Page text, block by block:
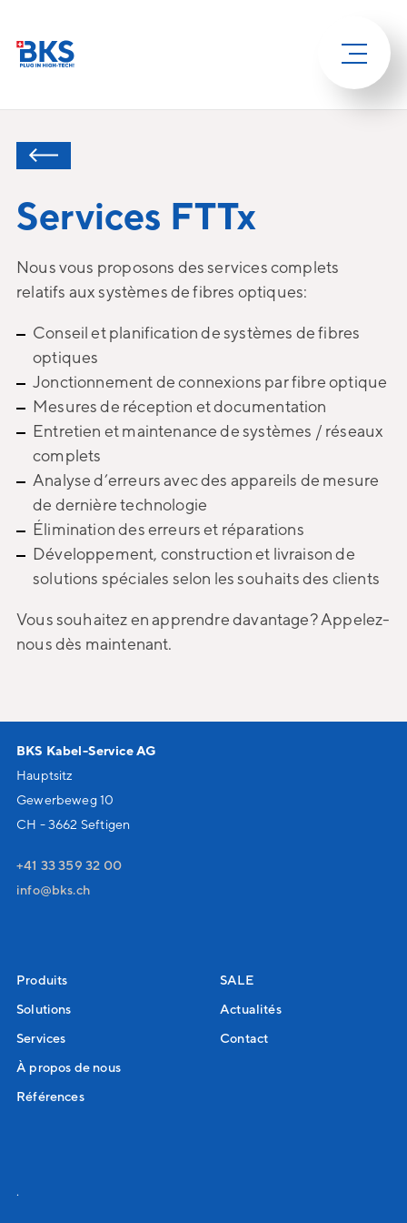
Services FTTx
Nous vous proposons des services complets
relatifs aux systèmes de fibres optiques:
Conseil et planification de systèmes de fibres
optiques
Jonctionnement de connexions par fibre optique
Mesures de réception et documentation
Entretien et maintenance de systèmes / réseaux
complets
Analyse d’erreurs avec des appareils de mesure
de dernière technologie
Élimination des erreurs et réparations
Développement, construction et livraison de
solutions spéciales selon les souhaits des clients
Vous souhaitez en apprendre davantage? Appelez-
nous dès maintenant.
BKS Kabel-Service AG
Hauptsitz
Gewerbeweg 10
CH - 3662 Seftigen
+41 33 359 32 00
nf
bks ch
Produits
Solutions
Services
À propos de nous
Références
SALE
Actualités
Contact
.